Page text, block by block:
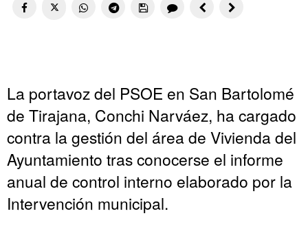
La portavoz del PSOE en San Bartolomé
de Tirajana, Conchi Narváez, ha cargado
contra la gestión del área de Vivienda del
Ayuntamiento tras conocerse el informe
anual de control interno elaborado por la
Intervención municipal.